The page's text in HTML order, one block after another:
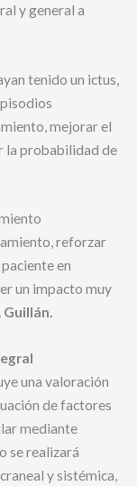
y general a
tenido un ictus,
mejorar el
la probabilidad de
reforzar
en
un impacto muy
Guillán.
una valoración
de factores
mediante
se realizará
y sistémica,